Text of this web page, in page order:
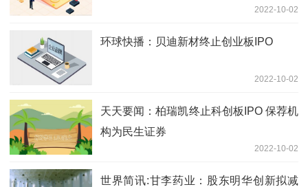
2022-10-02
环球快播：贝迪新材终止创业板IPO
2022-10-02
天天要闻：柏瑞凯终止科创板IPO 保荐机
构为民生证券
2022-10-02
世界简讯:甘李药业：股东明华创新拟减